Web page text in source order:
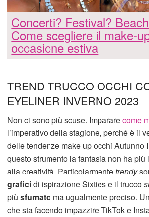
Concerti? Festival?
Come scegliere il make-
occasione estiva
TREND TRUCCO OCCHI
EYELINER INVERNO 2023
Non ci sono più scuse. Impararecome
l’imperativo della stagione, perché è il
delle tendenze make up occhi Autunno
questo strumento la fantasia non ha
alla creatività. Particolarmentetrendy
graficidi ispirazione Sixties e il trucco
più sfumato ma ugualmente preciso.
che sta facendo impazzire TikTok e